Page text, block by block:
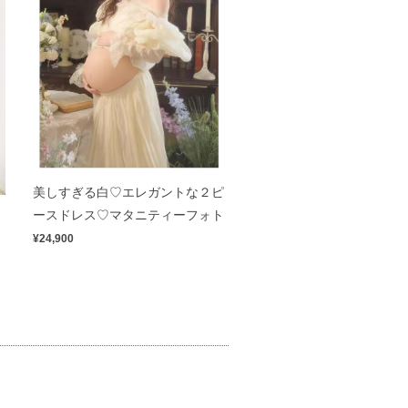
美しすぎる白♡エレガントな２ピ
ースドレス♡マタニティーフォト
¥24,900